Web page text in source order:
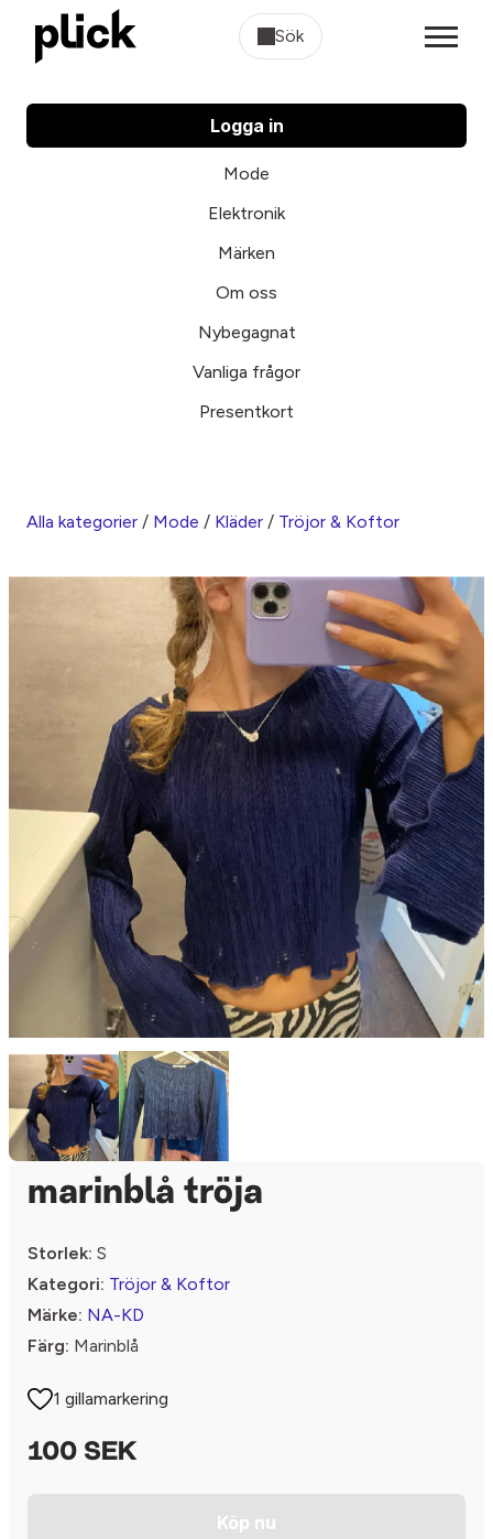
Sök
Logga in
Mode
Elektronik
Märken
Om oss
Nybegagnat
Vanliga frågor
Presentkort
Alla kategorier / Mode / Kläder / Tröjor & Koftor
marinblå tröja
Storlek: S
Kategori: Tröjor & Koftor
Märke: NA-KD
Färg: Marinblå
1 gillamarkering
100 SEK
Köp nu